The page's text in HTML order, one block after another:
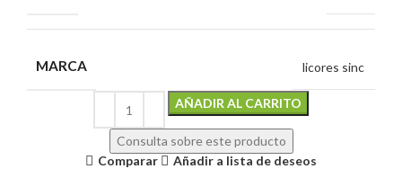
MARCA licores sinc
AÑADIR AL CARRITO
Consulta sobre este producto
Comparar
Añadir a lista de deseos